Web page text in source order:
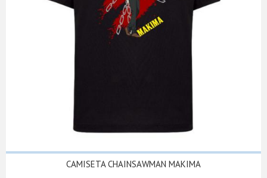
CAMISETA CHAINSAWMAN MAKIMA